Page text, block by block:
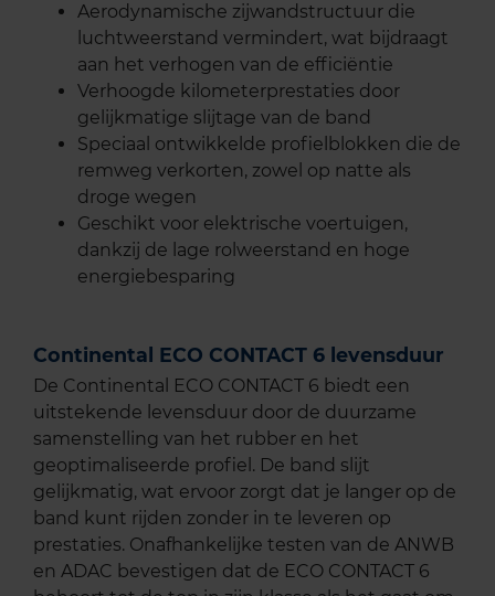
Aerodynamische zijwandstructuur die
luchtweerstand vermindert, wat bijdraagt
aan het verhogen van de efficiëntie
Verhoogde kilometerprestaties door
gelijkmatige slijtage van de band
Speciaal ontwikkelde profielblokken die de
remweg verkorten, zowel op natte als
droge wegen
Geschikt voor elektrische voertuigen,
dankzij de lage rolweerstand en hoge
energiebesparing
Continental ECO CONTACT 6 levensduur
De Continental ECO CONTACT 6 biedt een
uitstekende levensduur door de duurzame
samenstelling van het rubber en het
geoptimaliseerde profiel. De band slijt
gelijkmatig, wat ervoor zorgt dat je langer op de
band kunt rijden zonder in te leveren op
prestaties. Onafhankelijke testen van de ANWB
en ADAC bevestigen dat de ECO CONTACT 6